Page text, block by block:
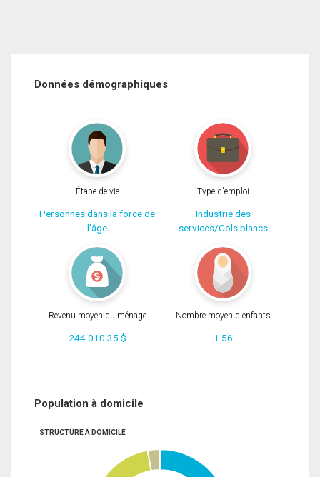
Données démographiques
Étape de vie
Personnes dans la force de
l'âge
Type d'emploi
Industrie des
services/Cols blancs
Revenu moyen du ménage
244 010.35 $
Nombre moyen d'enfants
1.56
Population à domicile
STRUCTURE À DOMICILE